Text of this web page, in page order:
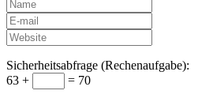
Sicherheitsabfrage (Rechenaufgabe):
63 +
= 70